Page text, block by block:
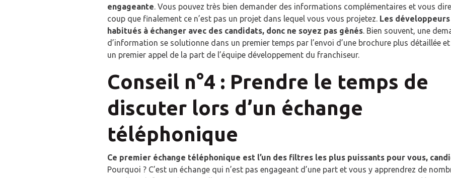
engageante. Vous pouvez très bien demander des informations complémentaires et vous
coup que finalement ce n’est pas un projet dans lequel vous vous projetez. Les
habitués à échanger avec des candidats, donc ne soyez pas gênés. Bien souvent, une
d’information se solutionne dans un premier temps par l’envoi d’une brochure plus détaillée
un premier appel de la part de l’équipe développement du franchiseur.
Conseil n°4 : Prendre le temps de
discuter lors d’un échange
téléphonique
Ce premier échange téléphonique est l’un des filtres les plus puissants pour vous,
Pourquoi ? C’est un échange qui n’est pas engageant d’une part et vous y apprendrez de